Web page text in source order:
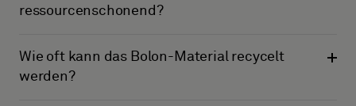
ressourcenschonend?
Wie oft kann das Bolon-Material recycelt
werden?